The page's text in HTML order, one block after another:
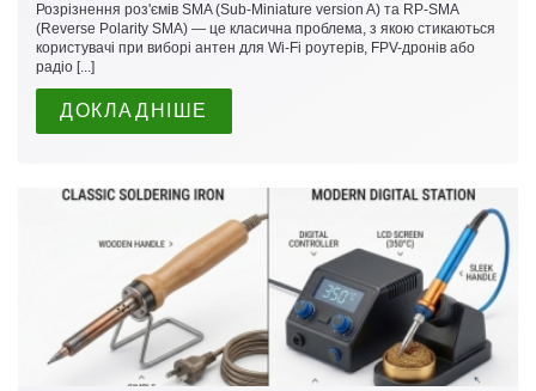
Розрізнення роз'ємів SMA (Sub-Miniature version A) та RP-SMA
(Reverse Polarity SMA) — це класична проблема, з якою стикаються
користувачі при виборі антен для Wi-Fi роутерів, FPV-дронів або
радіо [...]
ДОКЛАДНІШЕ